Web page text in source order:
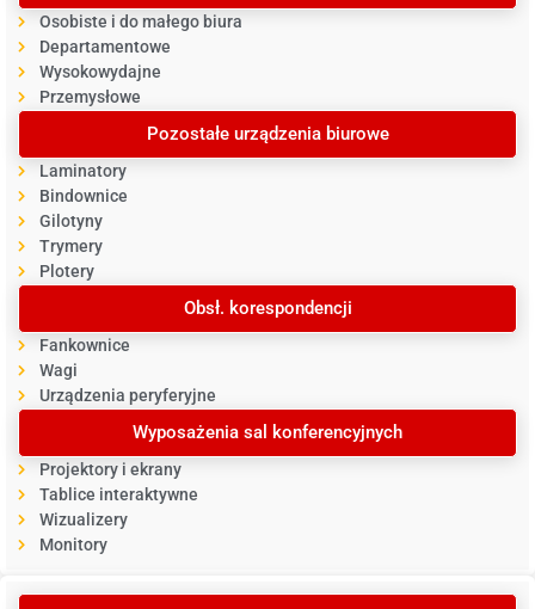
Osobiste i do małego biura
Departamentowe
Wysokowydajne
Przemysłowe
Pozostałe urządzenia biurowe
Laminatory
Bindownice
Gilotyny
Trymery
Plotery
Obsł. korespondencji
Fankownice
Wagi
Urządzenia peryferyjne
Wyposażenia sal konferencyjnych
Projektory i ekrany
Tablice interaktywne
Wizualizery
Monitory